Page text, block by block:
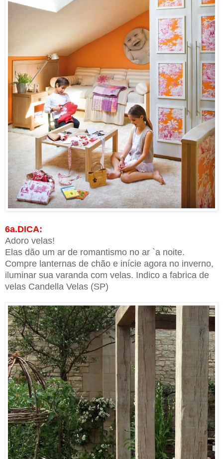
6a.DICA:
Adoro velas!
Elas dão um ar de romantismo no ar `a noite.
Compre lanternas de chão e inície agora no inverno,
iluminar sua varanda com velas. Indico a fabrica de
velas Candella Velas (SP)